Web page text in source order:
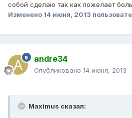
собой сделаю так как пожелает
Изменено 14 июня, 2013
andre34
Опубликовано 14 июня, 2013
Maximus сказал: